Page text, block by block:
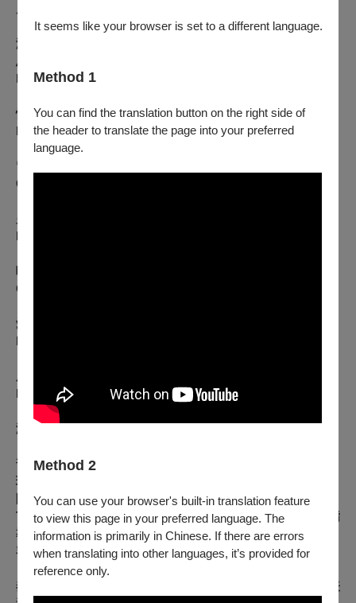
It seems like your browser is set to a different language.
Method 1
You can find the translation button on the right side of
the header to translate the page into your preferred
language.
Method 2
You can use your browser's built-in translation feature
to view this page in your preferred language. The
information is primarily in Chinese. If there are errors
when translating into other languages, it’s provided for
reference only.
演出曲目：
恩里克 • 葛拉納多斯：哥雅畫冊
Enric Granados: Goyescas
情話綿綿
Los Requiebros
窗邊訴懷
Coloquio en la Reja
火焰方當果舞曲
El Fandango del Candil
嘆息，少女與夜鶯
Quejas o la Maja y el Ruisenor
愛與死：敘事曲
El Amor y la Muerte: Balada
Epilogo:Serenata del Espectro
演出者簡歷：洪家豐
普通班，高雄中學普通班，現就讀國立中山大學音樂學系學士
班，主修鋼琴。曾師事邱歆茹、鄭樹錦、蔣惠蘭老師，現師事
陳宜蓁教授，並曾受Victor Rosenbaum、Christoph
Traxler、陳必先、謝維庭、詹佳穎、林泛亞、蘇維翰等老師指
導；室內樂曾受過潘昱同、薛雅文、吳亞欣，顏竹君、顏華
容、黃楚涵、富澤直子老師指導。
曾獲得112、114學年度全國學生音樂比賽大專A組鋼琴獨
奏優等第二名、第28屆日本浜松PIARA國際鋼琴大賽臺灣代表